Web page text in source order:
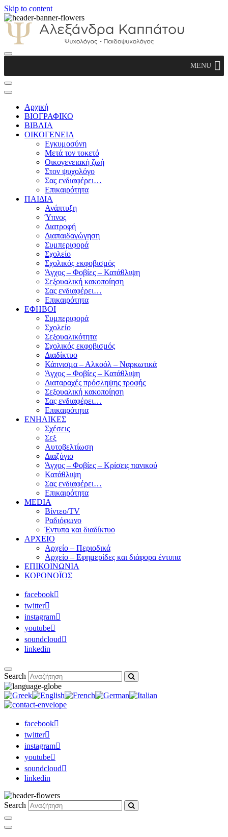
Skip to content
Παιδοψυχολόγος
MENU
Αρχική
ΒΙΟΓΡΑΦΙΚΟ
ΒΙΒΛΙΑ
ΟΙΚΟΓΕΝΕΙΑ
Εγκυμοσύνη
Μετά τον τοκετό
Οικογενειακή ζωή
Στον ψυχολόγο
Σας ενδιαφέρει…
Επικαιρότητα
ΠΑΙΔΙΑ
Ανάπτυξη
Ύπνος
Διατροφή
Διαπαιδαγώγηση
Συμπεριφορά
Σχολείο
Σχολικός εκφοβισμός
Άγχος – Φοβίες – Κατάθλιψη
Σεξουαλική κακοποίηση
Σας ενδιαφέρει…
Επικαιρότητα
ΕΦΗΒΟΙ
Συμπεριφορά
Σχολείο
Σεξουαλικότητα
Σχολικός εκφοβισμός
Διαδίκτυο
Κάπνισμα – Αλκοόλ – Ναρκωτικά
Άγχος – Φοβίες – Κατάθλιψη
Διαταραχές πρόσληψης τροφής
Σεξουαλική κακοποίηση
Σας ενδιαφέρει…
Επικαιρότητα
ΕΝΗΛΙΚΕΣ
Σχέσεις
Σεξ
Αυτοβελτίωση
Διαζύγιο
Άγχος – Φοβίες – Κρίσεις πανικού
Κατάθλιψη
Σας ενδιαφέρει…
Επικαιρότητα
MEDIA
Βίντεο/TV
Ραδιόφωνο
Έντυπα και διαδίκτυο
ΑΡΧΕΙΟ
Αρχείο – Περιοδικά
Αρχείο – Εφημερίδες και διάφορα έντυπα
ΕΠΙΚΟΙΝΩΝΙΑ
ΚΟΡΟΝΟΪΟΣ
facebook
twitter
instagram
youtube
soundcloud
linkedin
Search
facebook
twitter
instagram
youtube
soundcloud
linkedin
Search